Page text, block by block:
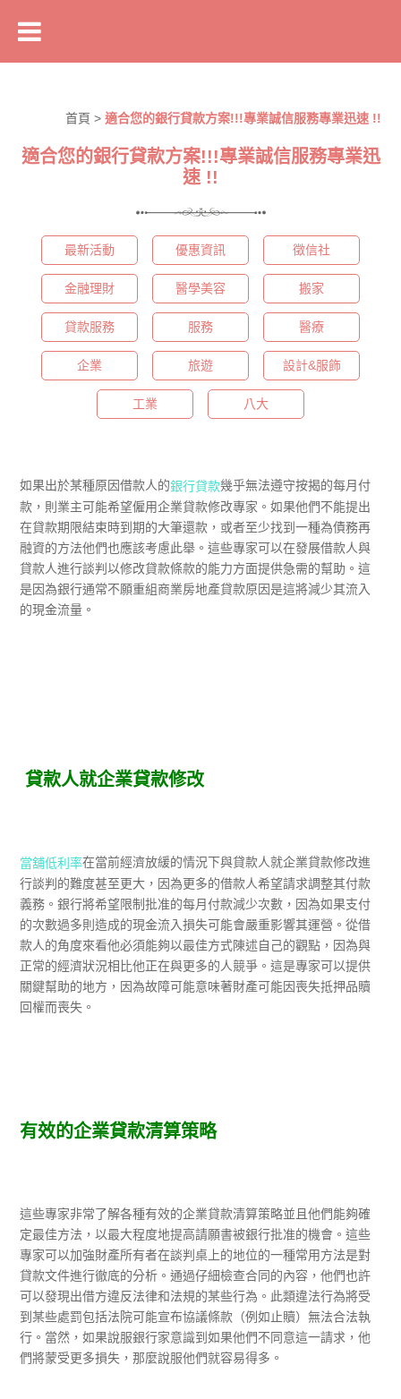
首頁 > 適合您的銀行貸款方案!!!專業誠信服務專業迅速 !!
適合您的銀行貸款方案!!!專業誠信服務專業迅
速 !!
最新活動 優惠資訊 徵信社
金融理財 醫學美容 搬家
貸款服務 服務 醫療
企業 旅遊 設計&服飾
工業 八大
如果出於某種原因借款人的銀行貸款幾乎無法遵守按揭的每月付
款，則業主可能希望僱用企業貸款修改專家。如果他們不能提出
在貸款期限結束時到期的大筆還款，或者至少找到一種為債務再
融資的方法他們也應該考慮此舉。這些專家可以在發展借款人與
貸款人進行談判以修改貸款條款的能力方面提供急需的幫助。這
是因為銀行通常不願重組商業房地產貸款原因是這將減少其流入
的現金流量。
貸款人就企業貸款修改
當舖低利率在當前經濟放緩的情況下與貸款人就企業貸款修改進
行談判的難度甚至更大，因為更多的借款人希望請求調整其付款
義務。銀行將希望限制批准的每月付款減少次數，因為如果支付
的次數過多則造成的現金流入損失可能會嚴重影響其運營。從借
款人的角度來看他必須能夠以最佳方式陳述自己的觀點，因為與
正常的經濟狀況相比他正在與更多的人競爭。這是專家可以提供
關鍵幫助的地方，因為故障可能意味著財產可能因喪失抵押品贖
回權而喪失。
有效的企業貸款清算策略
這些專家非常了解各種有效的企業貸款清算策略並且他們能夠確
定最佳方法，以最大程度地提高請願書被銀行批准的機會。這些
專家可以加強財產所有者在談判桌上的地位的一種常用方法是對
貸款文件進行徹底的分析。通過仔細檢查合同的內容，他們也許
可以發現出借方違反法律和法規的某些行為。此類違法行為將受
到某些處罰包括法院可能宣布協議條款（例如止贖）無法合法執
行。當然，如果說服銀行家意識到如果他們不同意這一請求，他
們將蒙受更多損失，那麼說服他們就容易得多。